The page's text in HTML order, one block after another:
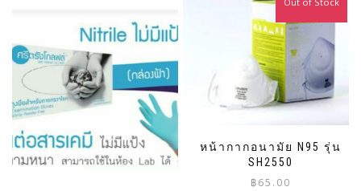
หน้ากากอนามัย N95 รุ่น
SH2550
฿65.00